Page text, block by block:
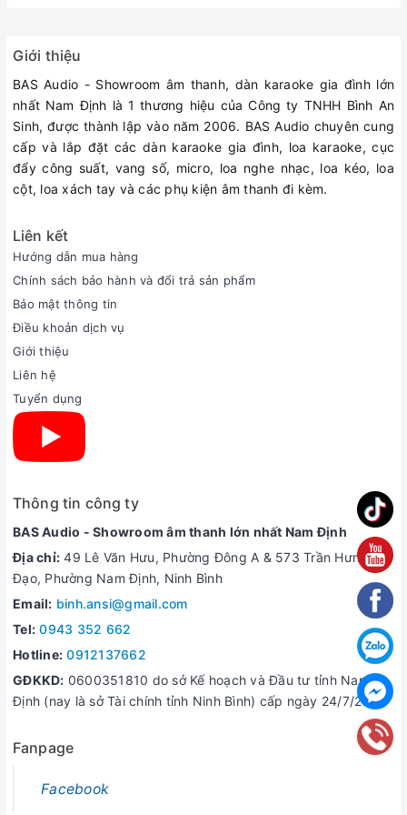
giá: loa tweeter dome lụa Vifa dòng DX trứ danh, các loa
mid-woofer dòng SDS và subwoofer dòng SLS đến từ
thương hiệu Peerless huyền thoại của Đan Mạch
Có thể làm cặp loa chính khi thiết lập hệ thống loa & sub đa
kênh, dùng chodàn âm thanh xem phim
Loa tweeter của D88 Limited sử dụng dome lụa mềm 1-
inch, với thiết kế giải nhiệt khe từ bằng dầu Ferro-fluid,
cao thật chi tiết, mượt mà.
Bộ đôi mid-woofer 6.5-inch, công suất loa 120W/loa
mặt hông của thùng loa, được thiết kế để hoạt động ở mức
công suất lớn với dải trầm thể hiện độ sâu đáng nể.
Bên trong loa Paramax D88 Limited trang bị mạch phân tần
3 đường tiếng sử dụng các cuộn cảm, tụ điện chọn lọc từ
thương hiệu nổi tiếng Bennic, luôn đảm bảo hoạt động
chính xác, an toàn và ổn định, qua đó đóng góp rất lớn
trong việc tạo nên chất âm đồng pha, cân bằng & chi tiết
của loa
Loa PARAMAX D88 Limited đã định hình phong cách chơi
thực cao, và tái tạo dải trầm xuống cực sâu.
Ngoài ra D88 Limited còn được sử dụng trong vai trò cặp
loa chính (front-speaker) khi người dùng thiết lập hệ thống
loa và sub đa kênh, phục vụ nhu cầu xem phim tại gia.
Xem thêm các mẫu loa karaoke tại đây
🔷THÔNG SỐ KỸ THUẬT LOA PARAMAX D88
LIMITED
Loa dome tweeter: 1 x Ø25.4mm
Loa mid-woofer: 2 x Ø165mm
Công suất đầu vào (liên tục/ tối đa): 120w / 240w / 1 loa
Độ nhạy: 90dB / 1w / 1m
Giới thiệu
BAS Audio - Showroom âm thanh, dàn karaoke gia đình lớn
nhất Nam Định là 1 thương hiệu của Công ty TNHH Bình An
Sinh, được thành lập vào năm 2006. BAS Audio chuyên cung
cấp và lắp đặt các dàn karaoke gia đình, loa karaoke, cục
đẩy công suất, vang số, micro, loa nghe nhạc, loa kéo, loa
cột, loa xách tay và các phụ kiện âm thanh đi kèm.
Liên kết
Hướng dẫn mua hàng
Chính sách bảo hành và đổi trả sản phẩm
Bảo mật thông tin
Điều khoản dịch vụ
Giới thiệu
Liên hệ
Tuyển dụng
Thông tin công ty
BAS Audio - Showroom âm thanh lớn nhất Nam Định
Địa chỉ: 49 Lê Văn Hưu, Phường Đông A & 573 Trần Hưng
Đạo, Phường Nam Định, Ninh Bình
Email: binh.ansi@gmail.com
Tel: 0943 352 662
Hotline: 0912137662
GĐKKD: 0600351810 do sở Kế hoạch và Đầu tư tỉnh Nam
Định (nay là sở Tài chính tỉnh Ninh Bình) cấp ngày 24/7/2006
Fanpage
Facebook